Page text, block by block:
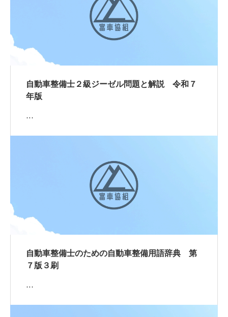
自動車整備士２級ジーゼル問題と解説 令和７
年版
…
自動車整備士のための自動車整備用語辞典 第
７版３刷
…